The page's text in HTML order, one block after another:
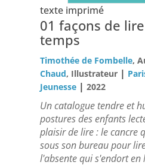
texte imprimé
01 façons de
temps
Timothée de Fombelle,
Chaud, Illustrateur |
Jeunesse |2022
Un catalogue tendre et
postures des enfants
plaisir de lire : le cancre
sous son bureau pour
l'absente qui s'endort en